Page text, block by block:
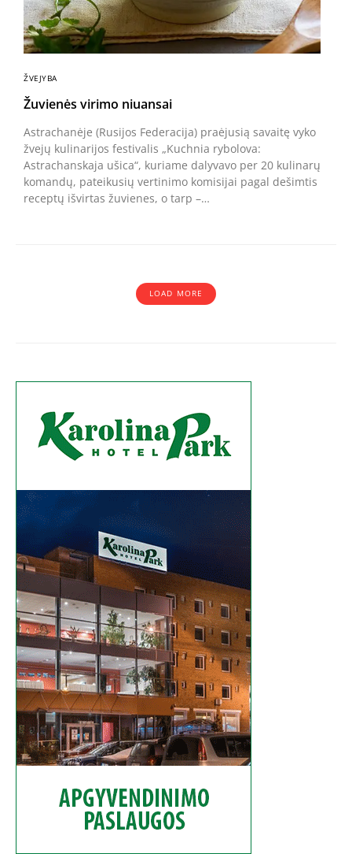
ŽVEJYBA
Žuvienės virimo niuansai
Astrachanėje (Rusijos Federacija) praėjusią savaitę vyko
žvejų kulinarijos festivalis „Kuchnia rybolova:
Astrachanskaja ušica“, kuriame dalyvavo per 20 kulinarų
komandų, pateikusių vertinimo komisijai pagal dešimtis
receptų išvirtas žuvienes, o tarp –…
LOAD MORE